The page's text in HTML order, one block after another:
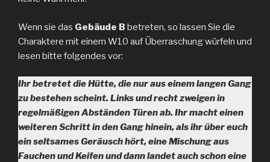
Wenn sie das Gebäude B betreten, so lassen Sie die
Charaktere mit einem W10 auf Überraschung würfeln und
lesen bitte folgendes vor:
Ihr betretet die Hütte, die nur aus einem langen Gang
zu bestehen scheint. Links und recht zweigen in
regelmäßigen Abständen Türen ab. Ihr macht einen
weiteren Schritt in den Gang hinein, als ihr über euch
ein seltsames Geräusch hört, eine Mischung aus
Fauchen und Keifen und dann landet auch schon eine